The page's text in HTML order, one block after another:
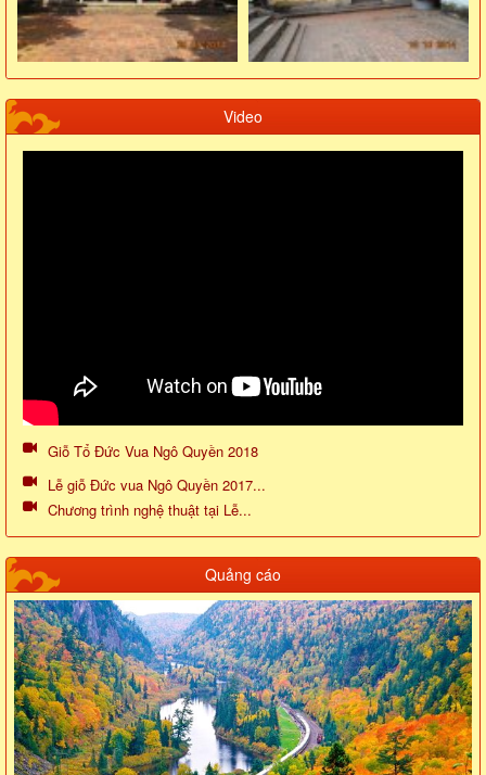
Video
Giỗ Tổ Đức Vua Ngô Quyền 2018
Lễ giỗ Đức vua Ngô Quyền 2017...
Chương trình nghệ thuật tại Lễ...
Quảng cáo